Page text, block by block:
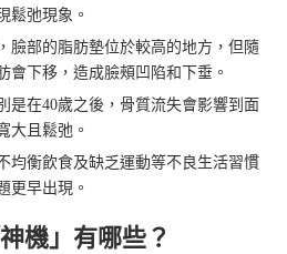
鬆弛現象。
臉部的脂肪墊位於較高的地方，但隨
會下移，造成臉頰凹陷和下垂。
是在40歲之後，骨質流失會影響到面
大且鬆弛。
均衡飲食及缺乏運動等不良生活習慣
更早出現。
機」有哪些？